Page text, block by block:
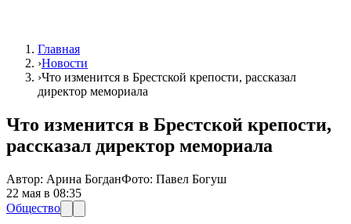
Главная
›Новости
›Что изменится в Брестской крепости, рассказал
директор мемориала
Что изменится в Брестской крепости,
рассказал директор мемориала
Автор: Арина БогданФото: Павел Богуш
22 мая в 08:35
Общество